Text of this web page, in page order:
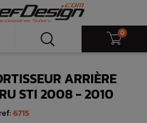
0
ARRIÈRE
STI 2008 - 2010
ref:6715